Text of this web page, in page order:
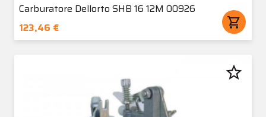
Carburatore Dellorto SHB 16 12M 00926
123,46 €
shopping_cart
star_border